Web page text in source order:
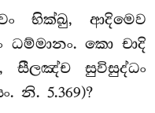
භික්ඛු, ආදිමෙව
කො චාදි
සීලඤ්ච සුවිසුද්ධං
නි. 5.369)?